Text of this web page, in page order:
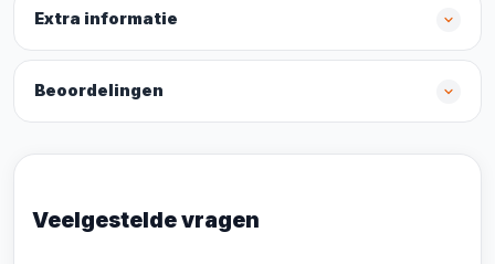
Extra informatie
Beoordelingen
Veelgestelde vragen